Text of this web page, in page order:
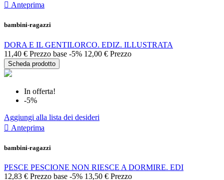
 Anteprima
bambini-ragazzi
DORA E IL GENTILORCO. EDIZ. ILLUSTRATA
11,40 € Prezzo base -5% 12,00 € Prezzo
Scheda prodotto
In offerta!
-5%
Aggiungi alla lista dei desideri
 Anteprima
bambini-ragazzi
PESCE PESCIONE NON RIESCE A DORMIRE. EDI
12,83 € Prezzo base -5% 13,50 € Prezzo